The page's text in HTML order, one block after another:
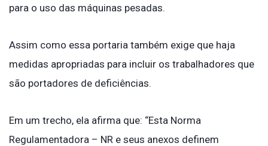
para o uso das máquinas pesadas.
Assim como essa portaria também exige que haja
medidas apropriadas para incluir os trabalhadores que
são portadores de deficiências.
Em um trecho, ela afirma que: “Esta Norma
Regulamentadora – NR e seus anexos definem